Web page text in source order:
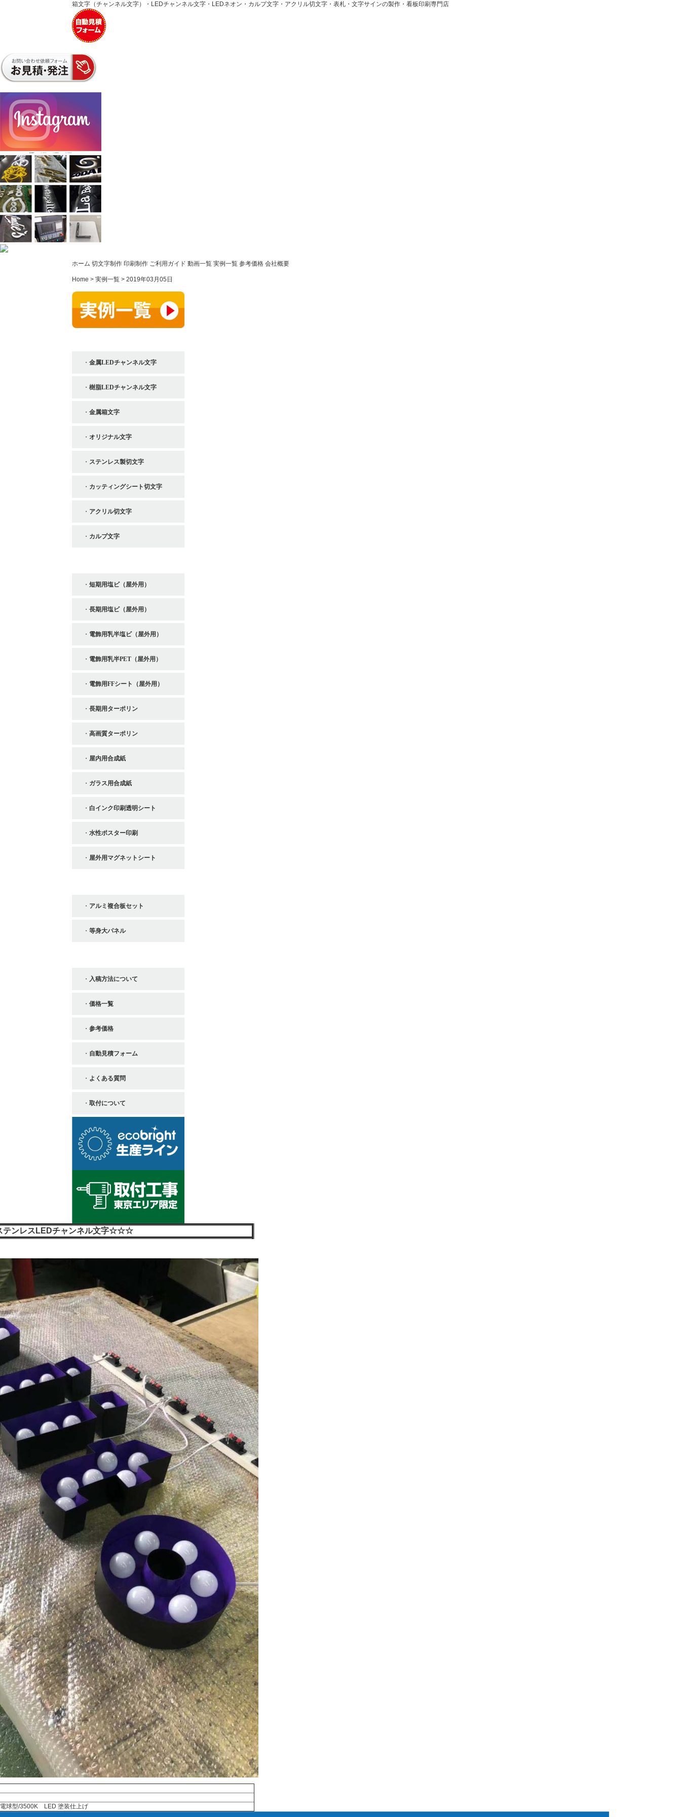
箱文字（チャンネル文字）・LEDチャンネル文字・LEDネオン・カルプ文字・アクリル切文字・表札・文字サインの製作・看板印刷専門店
ホーム 切文字制作 印刷制作 ご利用ガイド 動画一覧 実例一覧 参考価格 会社概要
Home > 実例一覧 > 2019年03月05日
金属LEDチャンネル文字
樹脂LEDチャンネル文字
金属箱文字
オリジナル文字
ステンレス製切文字
カッティングシート切文字
アクリル切文字
カルプ文字
短期用塩ビ（屋外用）
長期用塩ビ（屋外用）
電飾用乳半塩ビ（屋外用）
電飾用乳半PET（屋外用）
電飾用FFシート（屋外用）
長期用ターポリン
高画質ターポリン
屋内用合成紙
ガラス用合成紙
白インク印刷透明シート
水性ポスター印刷
屋外用マグネットシート
アルミ複合板セット
等身大パネル
入稿方法について
価格一覧
参考価格
自動見積フォーム
よくある質問
取付について
ンレスLEDチャンネル文字☆☆☆
球型/3500K LED 塗装仕上げ